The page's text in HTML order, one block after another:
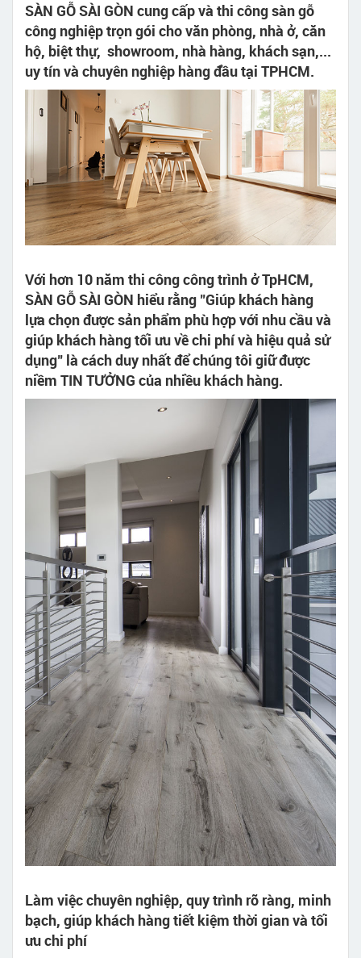
SÀN GỖ SÀI GÒN cung cấp và thi công sàn gỗ
công nghiệp trọn gói cho văn phòng, nhà ở, căn
hộ, biệt thự, showroom, nhà hàng, khách sạn,...
uy tín và chuyên nghiệp hàng đầu tại TPHCM.
Với hơn 10 năm thi công công trình ở TpHCM,
SÀN GỖ SÀI GÒN hiểu rằng "Giúp khách hàng
lựa chọn được sản phẩm phù hợp với nhu cầu và
giúp khách hàng tối ưu về chi phí và hiệu quả sử
dụng" là cách duy nhất để chúng tôi giữ được
niềm TIN TƯỞNG của nhiều khách hàng.
Làm việc chuyên nghiệp, quy trình rõ ràng, minh
bạch, giúp khách hàng tiết kiệm thời gian và tối
ưu chi phí